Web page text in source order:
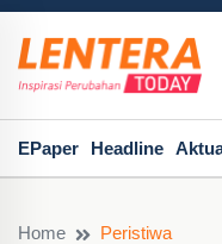
EPaper Headline
Home Peristiwa